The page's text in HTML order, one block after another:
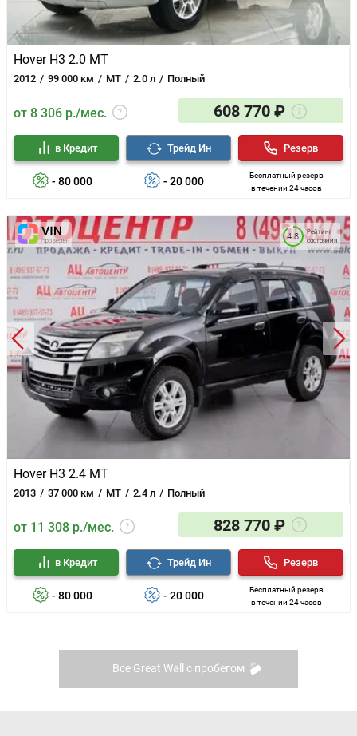
Hover H3 2.0 MT
2012 99 000 км MT 2.0 л Полный
от 8 306 р./мес. 608 770 ₽
- 80 000
в Кредит
- 20 000
Трейд Ин
Бесплатный резерв
в течении 24 часов
Резерв
Hover H3 2.4 MT
2013 37 000 км MT 2.4 л Полный
Рейтинг
состояния
4.8
от 11 308 р./мес. 828 770 ₽
- 80 000
в Кредит
- 20 000
Трейд Ин
Бесплатный резерв
в течении 24 часов
Резерв
Все Great Wall с пробегом